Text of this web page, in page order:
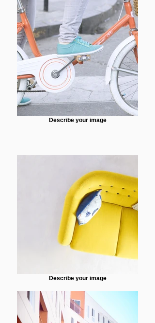
Describe your image
Describe your image